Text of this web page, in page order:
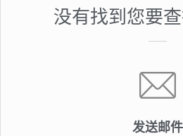
没有找到您要
发送邮件